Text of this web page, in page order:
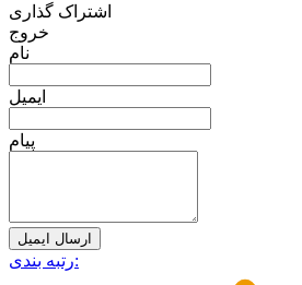
اشتراک گذاری
خروج
نام
ایمیل
پیام
ارسال ایمیل
رتبه بندی: